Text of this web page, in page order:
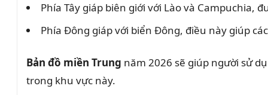
Phía Tây giáp biên giới với Lào và Campuchia,
Phía Đông giáp với biển Đông, điều này giúp
Bản đồ miền Trung năm 2026 sẽ giúp người sử
trong khu vực này.